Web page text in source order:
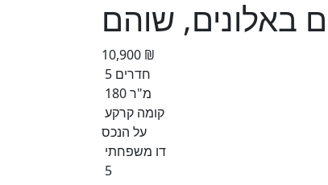
10,900 ₪
5 חדרים
180 מ"ר
קומה קרקע
על הנכס
דו משפחתי
5